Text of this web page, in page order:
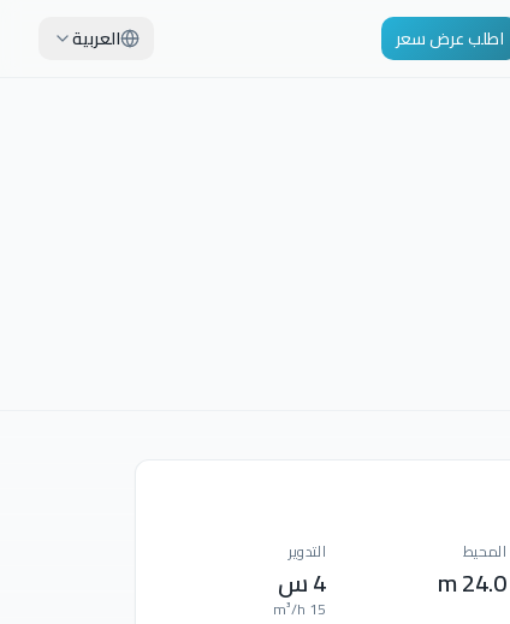
اطلب عرض سعر العربية
المحيط
24.0 m
التدوير
4 س
15 m³/h